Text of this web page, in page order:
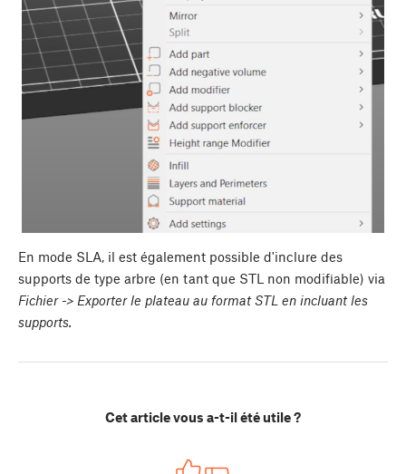
En mode SLA, il est également possible d'inclure des
supports de type arbre (en tant que STL non modifiable) via
Fichier -> Exporter le plateau au format STL en incluant les
supports.
Cet article vous a-t-il été utile ?